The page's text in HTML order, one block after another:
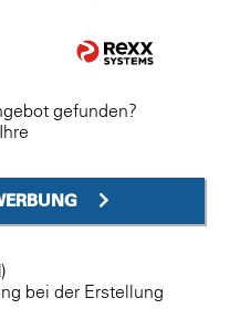
gefunden?
bei der Erstellung